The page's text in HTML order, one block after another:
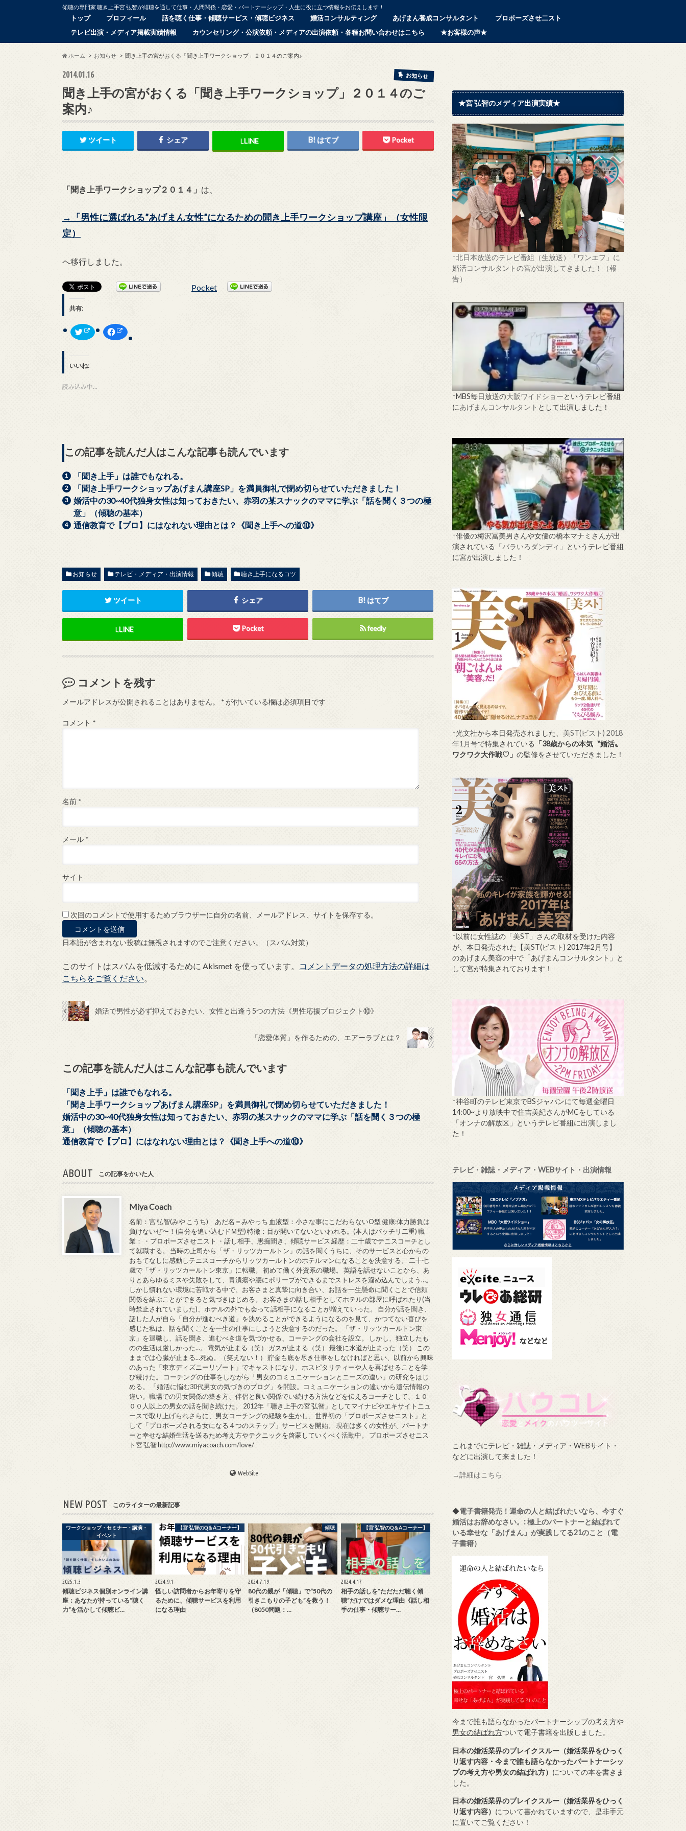
傾聴の専門家 聴き上手宮 弘智が傾聴を通して仕事・人間関係・恋愛・パートナーシップ・人生に役に立つ情報をお伝えします！
トップ プロフィール 話を聴く仕事・傾聴サービス・傾聴ビジネス 婚活コンサルティング あげまん養成コンサルタント
プロポーズさせ二スト
テレビ出演・メディア掲載実績情報
カウンセリング・公演依頼・メディアの出演依頼・各種お問い合わせはこちら ★お客様の声★
ホーム お知らせ 聞き上手の宮がおくる「聞き上手ワークショップ」２０１４のご案内♪
2014.01.16 お知らせ
聞き上手の宮がおくる「聞き上手ワークショップ」２０１４のご
案内♪
ツイート シェア LLINE はてブ Pocket
「聞き上手ワークショップ２０１４」 は、
→「男性に選ばれる”あげまん女性”になるための聞き上手ワークショップ講座」（女性限
定）
へ移行しました。
Pocket
共有:
ク
ッ
し
T
t
t
い
ウ
ィ
ド
ウ
で
開
き
ま
)
F
c
し
て
く
い
(
新
い
ィ
ン
ド
)
いいね:
読み込み中…
この記事を読んだ人はこんな記事も読んでいます
「聞き上手」は誰でもなれる。
「聞き上手ワークショップあげまん講座SP」を満員御礼で閉め切らせていただきました！
婚活中の30~40代独身女性は知っておきたい、赤羽の某スナックのママに学ぶ「話を聞く３つの極
意」（傾聴の基本）
通信教育で【プロ】にはなれない理由とは？《聞き上手への道⑩》
お知らせ テレビ・メディア・出演情報 傾聴 聴き上手になるコツ
ツイート シェア はてブ
LLINE Pocket feedly
コメントを残す
メールアドレスが公開されることはありません。 *が付いている欄は必須項目です
コメント *
名前 *
メール *
サイト
次回のコメントで使用するためブラウザーに自分の名前、メールアドレス、サイトを保存する。
日本語が含まれない投稿は無視されますのでご注意ください。（スパム対策）
このサイトはスパムを低減するために Akismet を使っています。
コメントデータの処理方法の詳細は
こちらをご覧ください
婚活で男性が必ず抑えておきたい、女性と出逢う5つの方法《男性応援プロジェクト⑩》
「恋愛体質」を作るための、エアーラブとは？
この記事を読んだ人はこんな記事も読んでいます
「聞き上手」は誰でもなれる。
「聞き上手ワークショップあげまん講座SP」を満員御礼で閉め切らせていただきました！
婚活中の30~40代独身女性は知っておきたい、赤羽の某スナックのママに学ぶ「話を聞く３つの極
意」（傾聴の基本）
通信教育で【プロ】にはなれない理由とは？《聞き上手への道⑩》
ABOUT この記事をかいた人
Miya Coach
名前：宮 弘智(みや こうち) あだ名＝みやっち 血液型：小さな事にこだわらないO型 健康:体力勝負は
負けないぜ〜！(自分を追い込むドＭ型) 特徴：目が開いてないといわれる。(本人はパッチリ二重) 職
業： ・プロポーズさせニスト ・話し相手、愚痴聞き、傾聴サービス 経歴：二十歳でテニスコーチとし
て就職する。 当時の上司から「ザ・リッツカールトン」の話を聞くうちに、そのサービスと心からの
おもてなしに感動しテニスコーチからリッツカールトンのホテルマンになることを決意する。 二十七
歳で「ザ・リッツカールトン東京」に転職。 初めて働く外資系の職場。 英語を話せないことから、あ
りとあらゆるミスや失敗をして、胃潰瘍や腰にポリープができるまでストレスを溜め込んでしまう…。
しかし慣れない環境に苦戦する中で、お客さまと真摯に向き合い、お話を一生懸命に聞くことで信頼
関係を結ぶことができると気づきはじめる。 お客さまの話し相手としてホテルの部屋に呼ばれたり(当
時禁止されていました)、ホテルの外でも会って話相手になることが増えていった。 自分が話を聞き、
話した人が自ら「自分が進むべき道」を決めることができるようになるのを見て、かつてない喜びを
感じた私は、話を聞くことを一生の仕事にしようと決意するのだった。 「ザ・リッツカールトン東
京」を退職し、話を聞き、進むべき道を気づかせる、コーチングの会社を設立。 しかし、独立したも
のの生活は厳しかった…。 電気が止まる（笑） ガスが止まる（笑） 最後に水道が止まった（笑） この
ままでは心臓が止まる…死ぬ。（笑えない！） 貯金も底を尽き仕事をしなければと思い、以前から興味
のあった「東京ディズニーリゾート」でキャストになり、ホスピタリティーや人を喜ばせることを学
び続けた。 コーチングの仕事をしながら「男女のコミュニケーションとニーズの違い」の研究をはじ
める。 「婚活に悩む30代男女の気づきのブログ」を開設。コミュニケーションの違いから遺伝情報の
違い。職場での男女関係の築き方、伴侶と良い関係でい続ける方法などを伝えるコーチとして、１０
００人以上の男女の話を聞き続けた。 2012年「聴き上手の宮 弘智」としてマイナビやエキサイトニュ
ースで取り上げられさらに、男女コーチングの経験を生かし、世界初の「プロポーズさせニスト」と
して「プロポーズされる女になる４つのステップ」サービスを開始。 現在は多くの女性が、パートナ
ーと幸せな結婚生活を送るため考え方やテクニックを啓蒙していくべく活動中。 プロポーズさせニス
ト宮 弘智 http://www.miyacoach.com/love/
WebSite
NEW POST このライターの最新記事
ワークショップ・セミナー・講演・
イベント
2025.1.3
傾聴ビジネス個別オンライン講
座：あなたが持っている“聴く
力”を活かして傾聴ビ…
【宮 弘智のQ＆Aコーナー】
2024.9.1
怪しい訪問者からお年寄りを守
るために、傾聴サービスを利用
になる理由
傾聴
2024.7.19
80代の親が「傾聴」で“50代の
引きこもりの子ども”を救う！
（8050問題：…
【宮 弘智のQ＆Aコーナー】
2024.4.17
相手の話しを“ただただ聴く傾
聴”だけではダメな理由《話し相
手の仕事・傾聴サー…
★宮 弘智のメディア出演実績★
↑北日本放送のテレビ番組（生放送）「ワンエフ」に
婚活コンサルタントの宮が出演してきました！（報
告）
↑MBS毎日放送の大阪ワイドショーというテレビ番組
にあげまんコンサルタント として出演しました！
↑俳優の梅沢冨美男さんや女優の橋本マナミさんが出
演されている 「バラいろダンディ」 というテレビ番組
に宮が出演しました！
↑光文社から本日発売されました、 美ST(ビスト) 2018
年1月号で特集されている 「38歳からの本気〝婚活〟
ワクワク大作戦♡」 の監修をさせていただきました！
↑以前に女性誌の「美ST」さんの取材を受けた内容
が、本日発売された【美ST(ビスト) 2017年2月号】
のあげまん美容の中で「あげまんコンサルタント」と
して宮が特集されております！
↑神谷町のテレビ東京でBSジャパンにて毎週金曜日
14:00~より放映中で住吉美紀さんがMCをしている
「オンナの解放区」というテレビ番組に出演しまし
た！
テレビ・雑誌・メディア・WEBサイト・出演情報
これまでにテレビ・雑誌・メディア・WEBサイト・
などに出演して来ました！
→詳細はこちら
◆電子書籍発売！運命の人と結ばれたいなら、今すぐ
婚活はお辞めなさい。: 極上のパートナーと結ばれて
いる幸せな「あげまん」が実践してる21のこと（電
子書籍）
今まで誰も語らなかったパートナーシップの考え方や
男女の結ばれ方ついて電子書籍を出版しました。
日本の婚活業界のブレイクスルー（婚活業界をひっく
り返す内容・今まで誰も語らなかったパートナーシッ
プの考え方や男女の結ばれ方） についての本を書きま
した。
日本の婚活業界のブレイクスルー（婚活業界をひっく
り返す内容） について書かれていますので、是非手元
に置いてご覧ください！